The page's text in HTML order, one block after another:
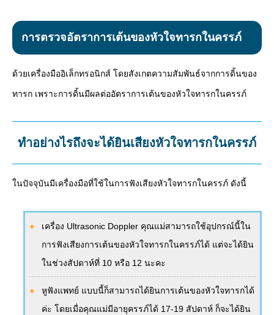
การตรวจอัตราการเต้นของหัวใจทารกในครรภ์
ด้วยเครื่องมืออิเล็กทรอนิกส์ โดยสังเกตความสัมพันธ์จากการดิ้นของ
ทารก เพราะการดิ้นมีผลต่ออัตราการเต้นของหัวใจทารกในครรภ์
ทำอย่างไรถึงจะได้ยินเสียงหัวใจทารกในครรภ์
ในปัจจุบันมีเครื่องมือที่ใช้ในการฟังเสียงหัวใจทารกในครรภ์ ดังนี้
เครื่อง Ultrasonic Doppler คุณแม่สามารถใช้อุปกรณ์นี้ใน
การฟังเสียงการเต้นของหัวใจทารกในครรภ์ได้ แต่จะได้ยิน
ในช่วงสัปดาห์ที่ 10 หรือ 12 นะคะ
หูฟังแพทย์ แบบนี้ก็สามารถได้ยินการเต้นของหัวใจทารกได้
ค่ะ โดยเมื่อคุณแม่มีอายุครรภ์ได้ 17-19 สัปดาห์ ก็จะได้ยิน